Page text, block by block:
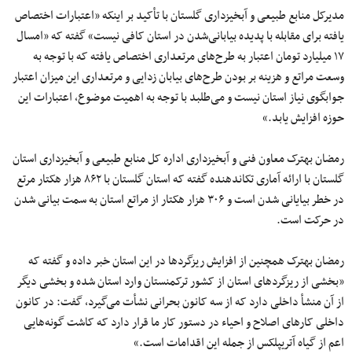
مدیرکل منابع طبیعی و آبخیزداری گلستان با تأکید بر اینکه «اعتبارات اختصاص
یافته برای مقابله با پدیده بیابانی‌شدن در استان کافی نیست» گفته که «امسال
۱۷ میلیارد تومان اعتبار به طرح‌های مرتعداری اختصاص یافته که با توجه به
وسعت مراتع و هزینه بر بودن طرح‌های بیابان زدایی و مرتعداری این میزان اعتبار
جوابگوی نیاز استان نیست و می‌طلبد با توجه به اهمیت موضوع، اعتبارات این
حوزه افزایش یابد.»
رمضان بهترک معاون فنی و آبخیزداری اداره کل منابع طبیعی و آبخیزداری استان
گلستان با ارائه آماری تکاندهنده گفته که استان گلستان با ۸۶۲ هزار هکتار مرتع
در خطر بیایانی شدن است و ۳۰۶ هزار هکتار از مراتع استان به سمت بیانی شدن
در حرکت است.
رمضان بهترک همچنین از افزایش ریزگردها در این استان خبر داده و گفته که
«بخشی از ریزگردهای استان از کشور ترکمنستان وارد استان شده و بخشی دیگر
از آن منشأ داخلی دارد که از سه کانون بحرانی نشأت می‌گیرد، گفت: در کانون
داخلی کارهای اصلاح و احیاء در دستور کار ما قرار دارد که کاشت گونه‌هایی
اعم از گیاه آتریپلکس از جمله این اقدامات است.»